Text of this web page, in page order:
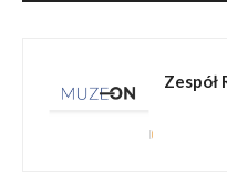
Zespół